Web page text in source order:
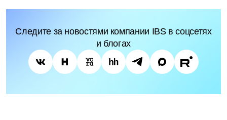
Следите за новостями компании IBS в соцсетях
и блогах